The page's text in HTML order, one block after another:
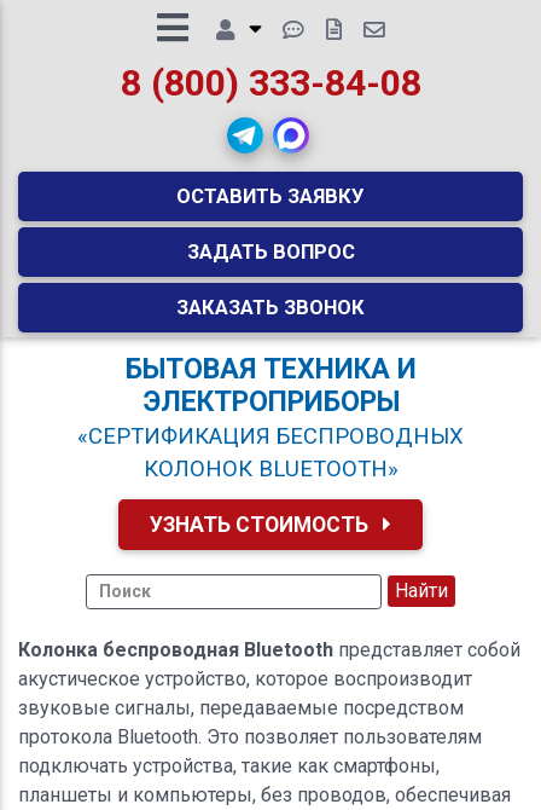
8 (800) 333-84-08
ОСТАВИТЬ ЗАЯВКУ
ЗАДАТЬ ВОПРОС
ЗАКАЗАТЬ ЗВОНОК
БЫТОВАЯ ТЕХНИКА И
ЭЛЕКТРОПРИБОРЫ
«СЕРТИФИКАЦИЯ БЕСПРОВОДНЫХ
КОЛОНОК BLUETOOTH»
УЗНАТЬ СТОИМОСТЬ
Колонка беспроводная Bluetooth представляет собой
акустическое устройство, которое воспроизводит
звуковые сигналы, передаваемые посредством
протокола Bluetooth. Это позволяет пользователям
подключать устройства, такие как смартфоны,
планшеты и компьютеры, без проводов, обеспечивая